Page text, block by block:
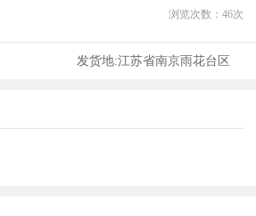
浏览次数： 46次
发货地:江苏省南京雨花台区